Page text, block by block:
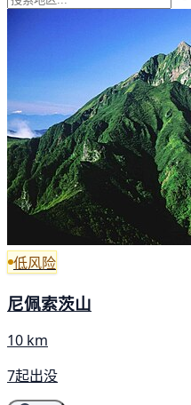
低风险
尼佩索茨山
10 km
7起出没